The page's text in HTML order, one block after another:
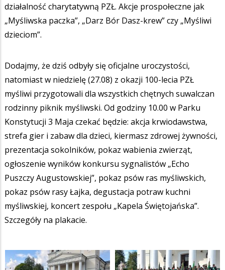
działalność charytatywną PZŁ. Akcje prospołeczne jak
„Myśliwska paczka”, „Darz Bór Dasz-krew” czy „Myśliwi
dzieciom”.
Dodajmy, że dziś odbyły się oficjalne uroczystości,
natomiast w niedzielę (27.08) z okazji 100-lecia PZŁ
myśliwi przygotowali dla wszystkich chętnych suwalczan
rodzinny piknik myśliwski. Od godziny 10.00 w Parku
Konstytucji 3 Maja czekać będzie: akcja krwiodawstwa,
strefa gier i zabaw dla dzieci, kiermasz zdrowej żywności,
prezentacja sokolników, pokaz wabienia zwierząt,
ogłoszenie wyników konkursu sygnalistów „Echo
Puszczy Augustowskiej”, pokaz psów ras myśliwskich,
pokaz psów rasy Łajka, degustacja potraw kuchni
myśliwskiej, koncert zespołu „Kapela Świętojańska”.
Szczegóły na plakacie.